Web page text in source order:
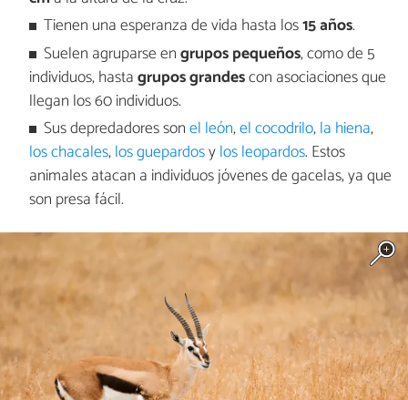
Tienen una esperanza de vida hasta los15 años.
Suelen agruparse engrupos pequeños, como de 5
individuos, hastagrupos grandescon asociaciones que
llegan los 60 individuos.
Sus depredadores sonel león,el cocodrilo,la hiena,
los chacales,los guepardosylos leopardos. Estos
animales atacan a individuos jóvenes de gacelas, ya que
son presa fácil.